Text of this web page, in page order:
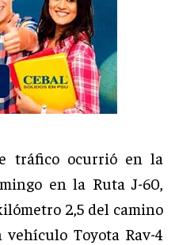
tráfico ocurrió en la
en la Ruta J-60,
2,5 del camino
Toyota Rav-4